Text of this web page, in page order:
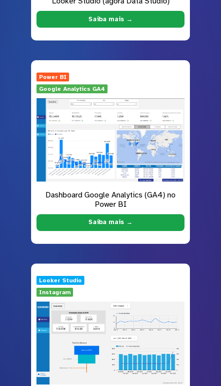
Saiba mais →
Power BI
Google Analytics GA4
Dashboard Google Analytics (GA4) no
Power BI
Saiba mais →
Looker Studio
Instagram